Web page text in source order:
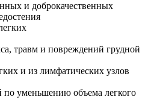
и доброкачественных
травм и повреждений грудной
и из лимфатических узлов
по уменьшению объема легкого